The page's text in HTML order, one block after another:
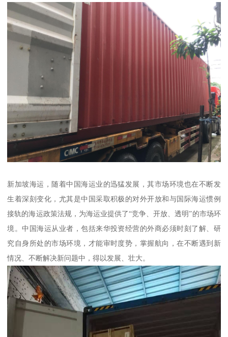
新加坡海运，随着中国海运业的迅猛发展，其市场环境也在不断发
生着深刻变化，尤其是中国采取积极的对外开放和与国际海运惯例
接轨的海运政策法规，为海运业提供了“竞争、开放、透明”的市场环
境。中国海运从业者，包括来华投资经营的外商必须时刻了解、研
究自身所处的市场环境，才能审时度势，掌握航向，在不断遇到新
情况、不断解决新问题中，得以发展、壮大。